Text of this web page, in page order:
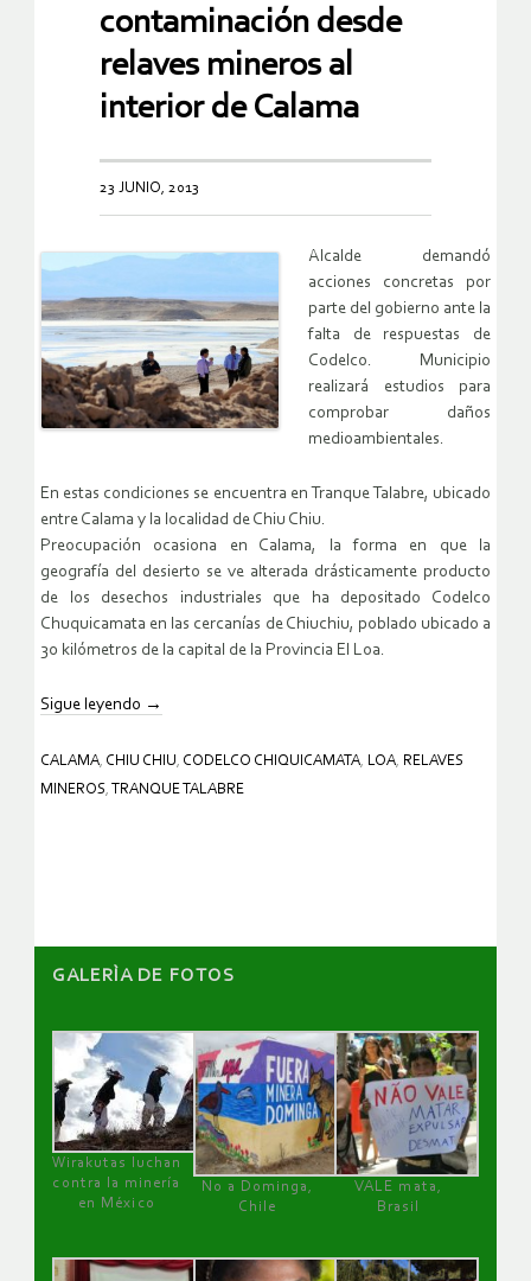
contaminación desde
relaves mineros al
interior de Calama
23 JUNIO, 2013
Alcalde demandó
acciones concretas por
parte del gobierno ante la
falta de respuestas de
Codelco. Municipio
realizará estudios para
comprobar daños
medioambientales.
En estas condiciones se encuentra en Tranque Talabre, ubicado
entre Calama y la localidad de Chiu Chiu.
Preocupación ocasiona en Calama, la forma en que la
geografía del desierto se ve alterada drásticamente producto
de los desechos industriales que ha depositado Codelco
Chuquicamata en las cercanías de Chiuchiu, poblado ubicado a
30 kilómetros de la capital de la Provincia El Loa.
Sigue leyendo →
CALAMA, CHIU CHIU, CODELCO CHIQUICAMATA, LOA, RELAVES
MINEROS, TRANQUE TALABRE
GALERÌA DE FOTOS
Wirakutas luchan
contra la minería
en México
No a Dominga,
Chile
VALE mata,
Brasil